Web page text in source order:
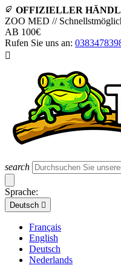
OFFIZIELLER
ZOO MED //
AB 100€
Rufen Sie uns an:

search
Sprache:
Deutsch 
Français
English
Deutsch
Nederlands